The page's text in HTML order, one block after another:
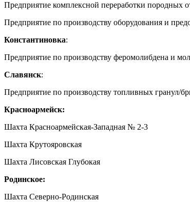
Предприятие комплексной переработки породных
Предприятие по производству оборудования и
Константиновка:
Предприятие по производству феромолибдена и
Славянск:
Предприятие по производству топливных гранул/
Красноармейск:
Шахта Красноармейская-Западная № 2-3
Шахта Крутояровская
Шахта Лисовская Глубокая
Родинское:
Шахта Северно-Родинская